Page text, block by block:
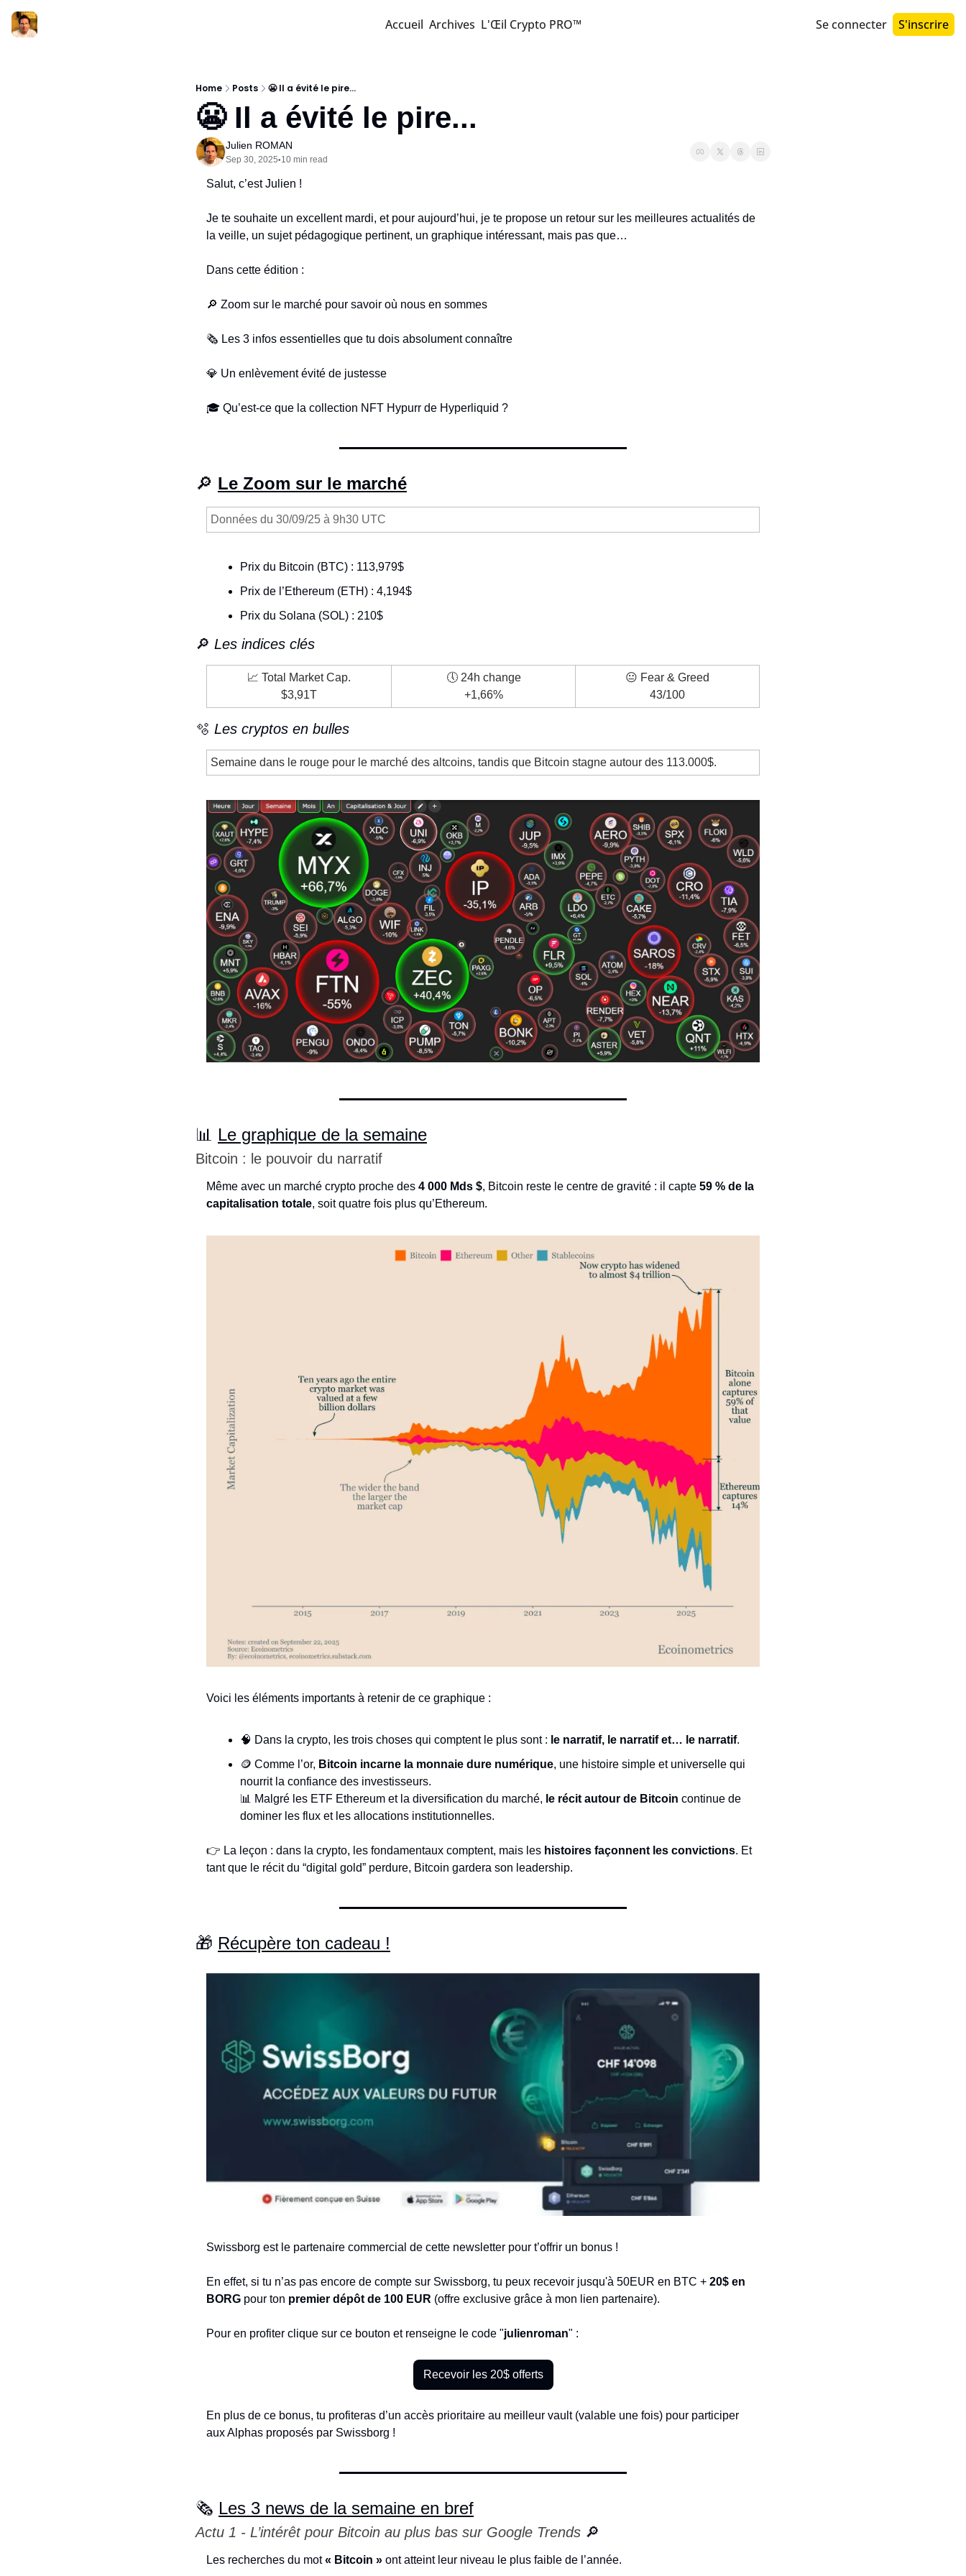
Accueil Archives L'Œil Crypto PRO™ Se connecter S'inscrire
Home Posts 😬 Il a évité le pire...
😬 Il a évité le pire...
Julien ROMAN
Sep 30, 2025•10 min read
Salut, c’est Julien !
Je te souhaite un excellent mardi, et pour aujourd’hui, je te propose un retour sur les meilleures actualités de
la veille, un sujet pédagogique pertinent, un graphique intéressant, mais pas que…
Dans cette édition :
🔎 Zoom sur le marché pour savoir où nous en sommes
🗞️ Les 3 infos essentielles que tu dois absolument connaître
💎 Un enlèvement évité de justesse
🎓 Qu’est-ce que la collection NFT Hypurr de Hyperliquid ?
🔎 Le Zoom sur le marché
Données du 30/09/25 à 9h30 UTC
Prix du Bitcoin (BTC) : 113,979$
Prix de l’Ethereum (ETH) : 4,194$
Prix du Solana (SOL) : 210$
🔎 Les indices clés
📈 Total Market Cap.
$3,91T
🕔 24h change
+1,66%
😐 Fear & Greed
43/100
🫧 Les cryptos en bulles
Semaine dans le rouge pour le marché des altcoins, tandis que Bitcoin stagne autour des 113.000$.
📊 Le graphique de la semaine
Bitcoin : le pouvoir du narratif
Même avec un marché crypto proche des 4 000 Mds $, Bitcoin reste le centre de gravité : il capte 59 % de la
capitalisation totale, soit quatre fois plus qu’Ethereum.
Voici les éléments importants à retenir de ce graphique :
🧠 Dans la crypto, les trois choses qui comptent le plus sont : le narratif, le narratif et… le narratif.
🪙 Comme l’or, Bitcoin incarne la monnaie dure numérique, une histoire simple et universelle qui
nourrit la confiance des investisseurs.
📊 Malgré les ETF Ethereum et la diversification du marché, le récit autour de Bitcoin continue de
dominer les flux et les allocations institutionnelles.
👉 La leçon : dans la crypto, les fondamentaux comptent, mais les histoires façonnent les convictions. Et
tant que le récit du “digital gold” perdure, Bitcoin gardera son leadership.
🎁 Récupère ton cadeau !
Swissborg est le partenaire commercial de cette newsletter pour t’offrir un bonus !
En effet, si tu n’as pas encore de compte sur Swissborg, tu peux recevoir jusqu'à 50EUR en BTC + 20$ en
BORG pour ton premier dépôt de 100 EUR (offre exclusive grâce à mon lien partenaire).
Pour en profiter clique sur ce bouton et renseigne le code "julienroman" :
Recevoir les 20$ offerts
En plus de ce bonus, tu profiteras d’un accès prioritaire au meilleur vault (valable une fois) pour participer
aux Alphas proposés par Swissborg !
🗞️ Les 3 news de la semaine en bref
Actu 1 - L’intérêt pour Bitcoin au plus bas sur Google Trends 🔎
Les recherches du mot « Bitcoin » ont atteint leur niveau le plus faible de l’année.